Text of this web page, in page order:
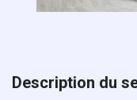
Description du